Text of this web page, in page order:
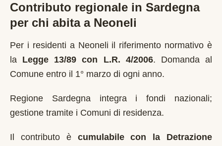
Contributo regionale in Sardegna
per chi abita a Neoneli
Per i residenti a Neoneli il riferimento normativo è
la Legge 13/89 con L.R. 4/2006. Domanda al
Comune entro il 1° marzo di ogni anno.
Regione Sardegna integra i fondi nazionali;
gestione tramite i Comuni di residenza.
Il contributo è cumulabile con la Detrazione